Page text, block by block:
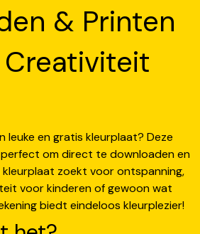
& Printen
leuke en gratis kleurplaat? Deze
om direct te downloaden en
kleurplaat zoekt voor ontspanning,
voor kinderen of gewoon wat
biedt eindeloos kleurplezier!